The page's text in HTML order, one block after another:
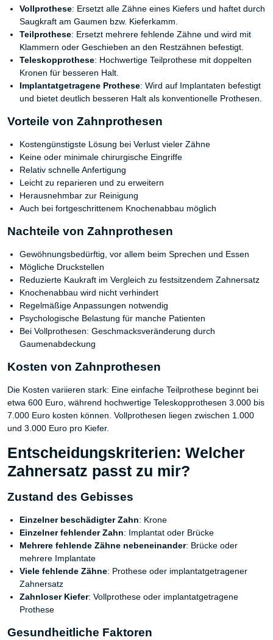
Vollprothese: Ersetzt alle Zähne eines Kiefers und haftet durch
Saugkraft am Gaumen bzw. Kieferkamm.
Teilprothese: Ersetzt mehrere fehlende Zähne und wird mit
Klammern oder Geschieben an den Restzähnen befestigt.
Teleskopprothese: Hochwertige Teilprothese mit doppelten
Kronen für besseren Halt.
Implantatgetragene Prothese: Wird auf Implantaten befestigt
und bietet deutlich besseren Halt als konventionelle Prothesen.
Vorteile von Zahnprothesen
Kostengünstigste Lösung bei Verlust vieler Zähne
Keine oder minimale chirurgische Eingriffe
Relativ schnelle Anfertigung
Leicht zu reparieren und zu erweitern
Herausnehmbar zur Reinigung
Auch bei fortgeschrittenem Knochenabbau möglich
Nachteile von Zahnprothesen
Gewöhnungsbedürftig, vor allem beim Sprechen und Essen
Mögliche Druckstellen
Reduzierte Kaukraft im Vergleich zu festsitzendem Zahnersatz
Knochenabbau wird nicht verhindert
Regelmäßige Anpassungen notwendig
Psychologische Belastung für manche Patienten
Bei Vollprothesen: Geschmacksveränderung durch
Gaumenabdeckung
Kosten von Zahnprothesen
Die Kosten variieren stark: Eine einfache Teilprothese beginnt bei
etwa 600 Euro, während hochwertige Teleskopprothesen 3.000 bis
7.000 Euro kosten können. Vollprothesen liegen zwischen 1.000
und 3.000 Euro pro Kiefer.
Entscheidungskriterien: Welcher
Zahnersatz passt zu mir?
Zustand des Gebisses
Einzelner beschädigter Zahn: Krone
Einzelner fehlender Zahn: Implantat oder Brücke
Mehrere fehlende Zähne nebeneinander: Brücke oder
mehrere Implantate
Viele fehlende Zähne: Prothese oder implantatgetragener
Zahnersatz
Zahnloser Kiefer: Vollprothese oder implantatgetragene
Prothese
Gesundheitliche Faktoren